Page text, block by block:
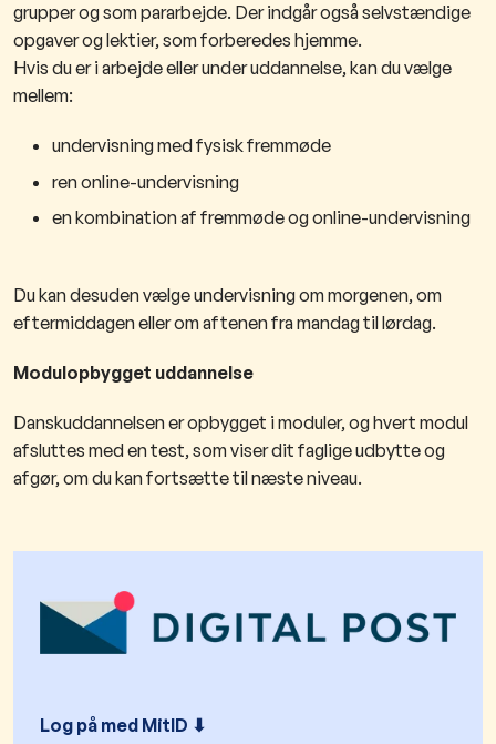
grupper og som pararbejde. Der indgår også selvstændige
opgaver og lektier, som forberedes hjemme.
Hvis du er i arbejde eller under uddannelse, kan du vælge
mellem:
undervisning med fysisk fremmøde
ren online-undervisning
en kombination af fremmøde og online-undervisning
Du kan desuden vælge undervisning om morgenen, om
eftermiddagen eller om aftenen fra mandag til lørdag.
Modulopbygget uddannelse
Danskuddannelsen er opbygget i moduler, og hvert modul
afsluttes med en test, som viser dit faglige udbytte og
afgør, om du kan fortsætte til næste niveau.
Log på med MitID ⬇︎